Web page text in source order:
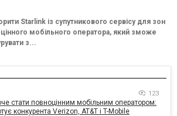
Starlink із супутникового сервісу для зон
мобільного оператора, який зможе
з...
123
стати повноцінним мобільним оператором:
конкурента Verizon, AT&T і T-Mobile